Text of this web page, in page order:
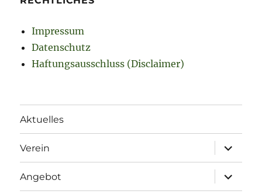
Impressum
Datenschutz
Haftungsausschluss (Disclaimer)
Aktuelles
Verein
öffnen
Angebot
öffnen